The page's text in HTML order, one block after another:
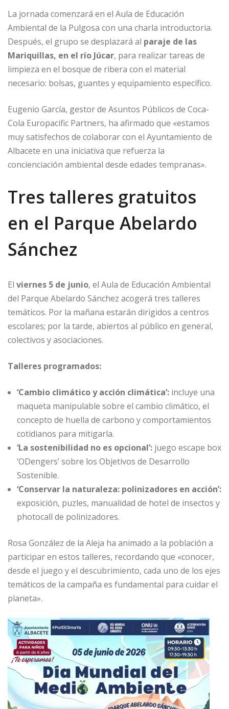
La jornada comenzará en el Aula de Educación
Ambiental de la Pulgosa con una charla introductoria.
Después, el grupo se desplazará al paraje de las
Mariquillas, en el río Júcar, para realizar tareas de
limpieza en el bosque de ribera con el material
necesario: bolsas, guantes y equipamiento específico.
Eugenio García, gestor de Asuntos Públicos de Coca-
Cola Europacific Partners, ha afirmado que «estamos
muy satisfechos de colaborar con el Ayuntamiento de
Albacete en una iniciativa que refuerza la
concienciación ambiental desde edades tempranas».
Tres talleres gratuitos
en el Parque Abelardo
Sánchez
El viernes 5 de junio, el Aula de Educación Ambiental
del Parque Abelardo Sánchez acogerá tres talleres
temáticos. Por la mañana estarán dirigidos a centros
escolares; por la tarde, abiertos al público en general,
colectivos y asociaciones.
Talleres programados:
‘Cambio climático y acción climática’: incluye una
maqueta manipulable sobre el cambio climático, el
concepto de huella de carbono y comportamientos
cotidianos para mitigarla.
‘La sostenibilidad no es opcional’: juego escape box
‘ODengers’ sobre los Objetivos de Desarrollo
Sostenible.
‘Conservar la naturaleza: polinizadores en acción’:
exposición, puzles, manualidad de hotel de insectos y
photocall de polinizadores.
Rosa González de la Aleja ha animado a la población a
participar en estos talleres, recordando que «conocer,
desde el juego y el descubrimiento, cada uno de los ejes
temáticos de la campaña es fundamental para cuidar el
planeta».